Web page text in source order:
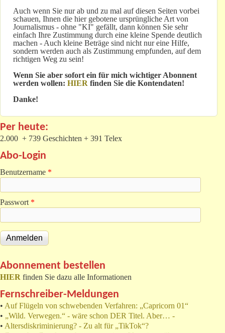
Auch wenn Sie nur ab und zu mal auf diesen Seiten vorbei
schauen, Ihnen die hier gebotene ursprüngliche Art von
Journalismus - ohne "KI" gefällt, dann können Sie sehr
einfach Ihre Zustimmung durch eine kleine Spende deutlich
machen - Auch kleine Beträge sind nicht nur eine Hilfe,
sondern werden auch als Zustimmung empfunden, auf dem
richtigen Weg zu sein!
Wenn Sie aber sofort ein für mich wichtiger Abonnent
werden wollen: HIER finden Sie die Kontendaten!
Danke!
Per heute:
2.000 + 739 Geschichten + 391 Telex
Abo-Login
Benutzername *
Passwort *
Abonnement bestellen
HIER finden Sie dazu alle Informationen
Fernschreiber-Meldungen
• Auf Flügeln von schwebenden Verfahren: „Capricorn 01“
• „Wild. Verwegen.“ - wäre schon DER Titel. Aber… -
• Altersdiskriminierung? - Zu alt für „TikTok“?